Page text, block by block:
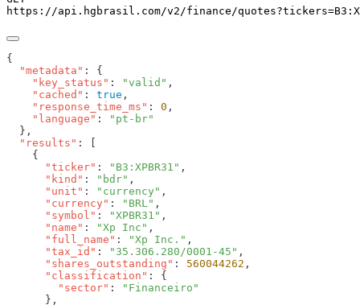
https://api.hgbrasil.com/v2/finance/quotes?tickers=
  "metadata"
    "key_status"
: "valid"
    "cached"
: true
    "response_time_ms"
: 0
    "language"
:
  "results"
      "ticker"
: "B3:XPBR31"
      "kind"
: "bdr"
      "unit"
: "currency"
      "currency"
: "BRL"
      "symbol"
: "XPBR31"
      "name"
: "Xp Inc"
      "full_name"
: "Xp Inc."
      "tax_id"
: "35.306.280/0001-45"
      "shares_outstanding"
: 560044262
      "classification"
        "sector"
: